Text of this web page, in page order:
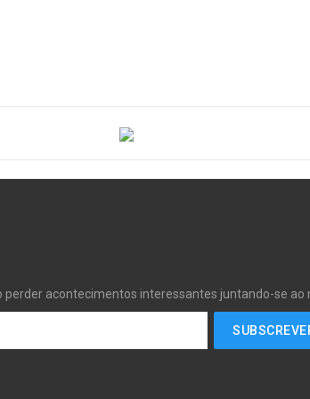
perder acontecimentos interessantes juntando-se ao